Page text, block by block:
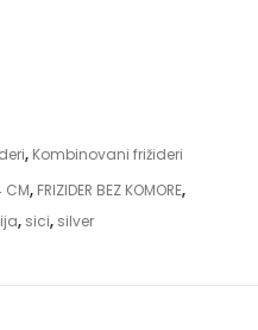
, Kombinovani frižideri
CM, FRIZIDER BEZ KOMORE,
, sici, silver